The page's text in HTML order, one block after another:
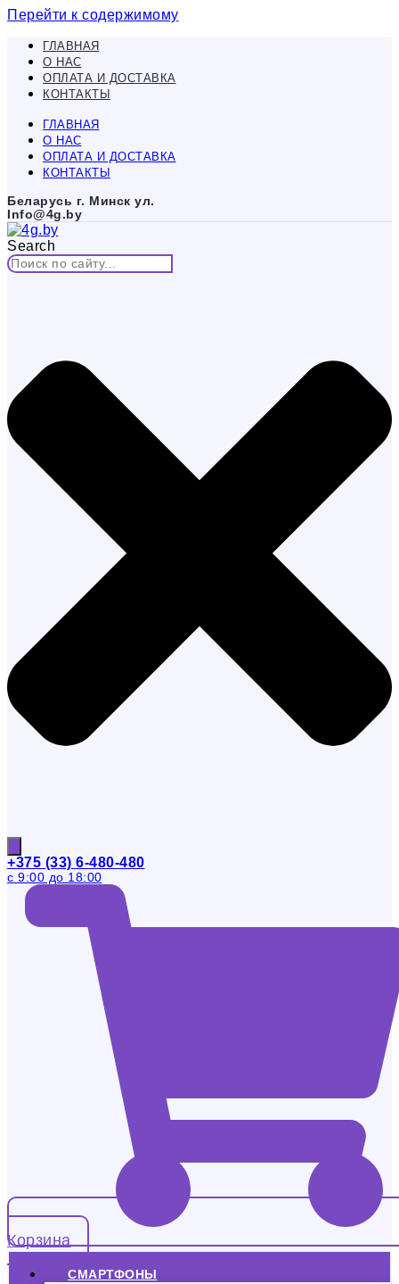
Перейти к содержимому
ГЛАВНАЯ
О НАС
ОПЛАТА И ДОСТАВКА
КОНТАКТЫ
ГЛАВНАЯ
О НАС
ОПЛАТА И ДОСТАВКА
КОНТАКТЫ
Беларусь г. Минск ул.
Info@4g.by
Search
+375 (33) 6-480-480
с 9:00 до 18:00
Корзина
СМАРТФОНЫ